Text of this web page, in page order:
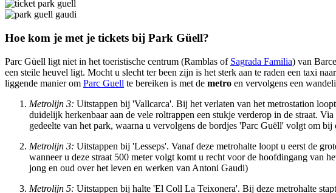
Hoe kom je met je tickets bij Park Güell?
Parc Güell ligt niet in het toeristische centrum (Ramblas of Sagrada Familia) van
een steile heuvel ligt. Mocht u slecht ter been zijn is het sterk aan te raden een taxi
liggende manier om Parc Guell te bereiken is met de metro en vervolgens een
Metrolijn 3: Uitstappen bij 'Vallcarca'. Bij het verlaten van het metrostation
duidelijk herkenbaar aan de vele roltrappen een stukje verderop in de straat.
gedeelte van het park, waarna u vervolgens de bordjes 'Parc Guëll' volgt om bij
Metrolijn 3: Uitstappen bij 'Lesseps'. Vanaf deze metrohalte loopt u eerst de
wanneer u deze straat 500 meter volgt komt u recht voor de hoofdingang van
jong en oud over het leven en werken van Antoni Gaudi)
Metrolijn 5: Uitstappen bij halte 'El Coll La Teixonera'. Bij deze metrohalte